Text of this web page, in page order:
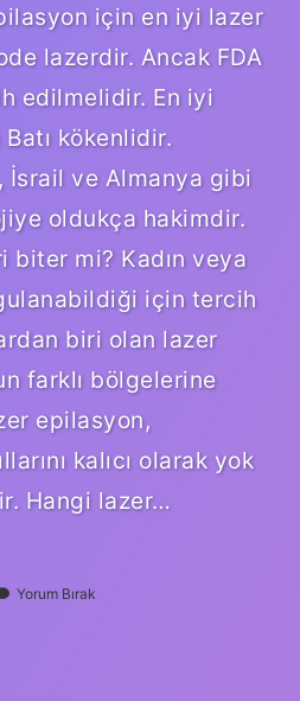
için en iyi lazer
lazerdir. Ancak FDA
edilmelidir. En iyi
kökenlidir.
İsrail ve Almanya gibi
oldukça hakimdir.
biter mi? Kadın veya
için tercih
biri olan lazer
farklı bölgelerine
epilasyon,
kalıcı olarak yok
Hangi lazer…
Yorum Bırak